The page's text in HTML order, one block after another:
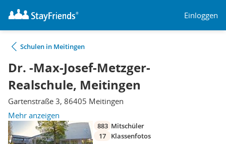
Einloggen
Schulen in Meitingen
Dr. -Max-Josef-Metzger-
Realschule, Meitingen
Gartenstraße 3, 86405 Meitingen
Mehr anzeigen
883 Mitschüler
17
Klassenfotos